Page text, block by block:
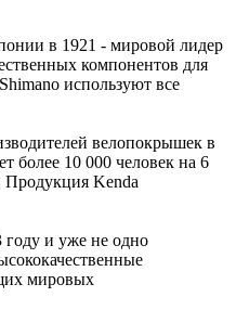
в 1921 - мировой лидер
компонентов для
используют все
велопокрышек в
более 10 000 человек на 6
Продукция Kenda
году и уже не одно
мировых